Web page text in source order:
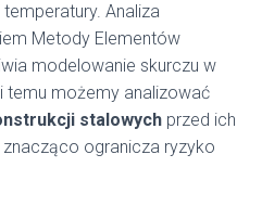
Analiza
Metody Elementów
modelowanie skurczu w
temu możemy analizować
stalowych przed ich
ogranicza ryzyko